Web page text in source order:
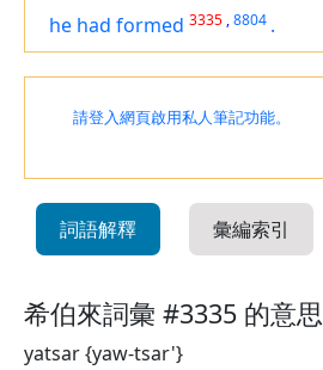
he had formed 3335 ,8804 .
請登入網頁啟用私人筆記功能。
詞語解釋 彙編索引
希伯來詞彙 #3335 的意思
yatsar {yaw-tsar'}